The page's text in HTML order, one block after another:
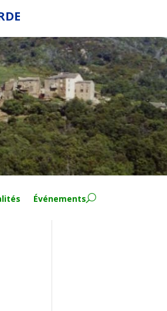
Événements